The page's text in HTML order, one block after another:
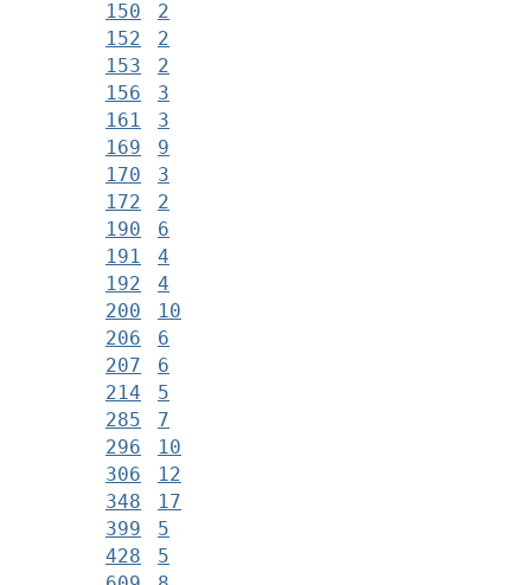
150
2
152
2
153
2
156
3
161
3
169
9
170
3
172
2
190
6
191
4
192
4
200
10
206
6
207
6
214
5
285
7
296
10
306
12
348
17
399
5
428
5